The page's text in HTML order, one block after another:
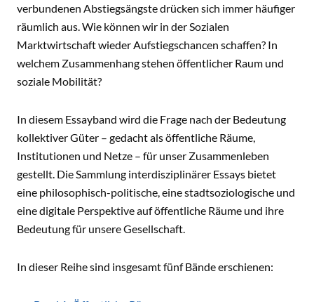
verbundenen Abstiegsängste drücken sich immer häufiger
räumlich aus. Wie können wir in der Sozialen
Marktwirtschaft wieder Aufstiegschancen schaffen? In
welchem Zusammenhang stehen öffentlicher Raum und
soziale Mobilität?
In diesem Essayband wird die Frage nach der Bedeutung
kollektiver Güter – gedacht als öffentliche Räume,
Institutionen und Netze – für unser Zusammenleben
gestellt. Die Sammlung interdisziplinärer Essays bietet
eine philosophisch-politische, eine stadtsoziologische und
eine digitale Perspektive auf öffentliche Räume und ihre
Bedeutung für unsere Gesellschaft.
In dieser Reihe sind insgesamt fünf Bände erschienen: